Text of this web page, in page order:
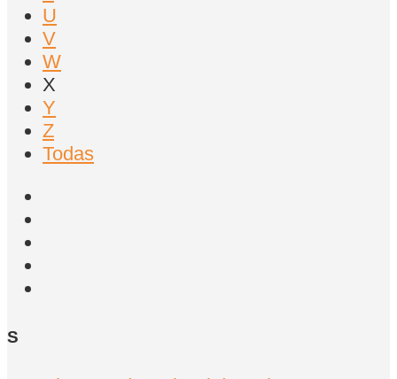
U
V
W
X
Y
Z
Todas
S